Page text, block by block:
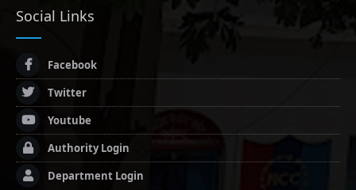
Social Links
Facebook
Twitter
Youtube
Authority Login
Department Login